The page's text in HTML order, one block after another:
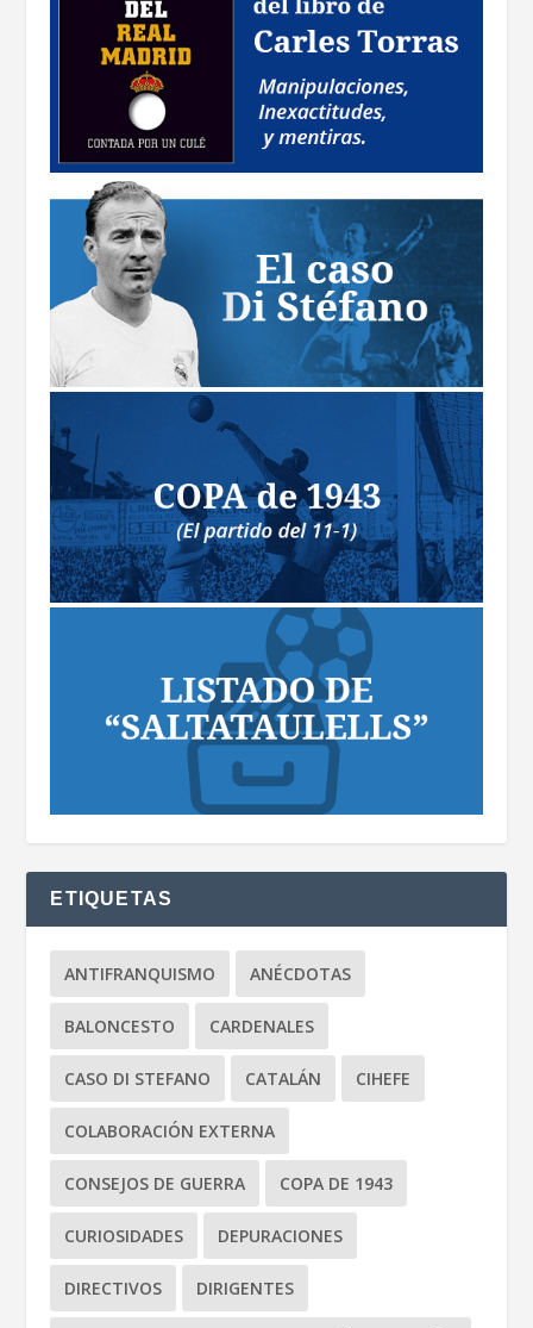
ETIQUETAS
ANTIFRANQUISMO ANÉCDOTAS
BALONCESTO CARDENALES
CASO DI STEFANO CATALÁN CIHEFE
COLABORACIÓN EXTERNA
CONSEJOS DE GUERRA COPA DE 1943
CURIOSIDADES DEPURACIONES
DIRECTIVOS DIRIGENTES